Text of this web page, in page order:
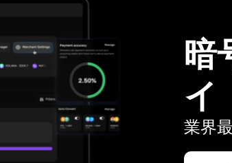
暗
イ
業界